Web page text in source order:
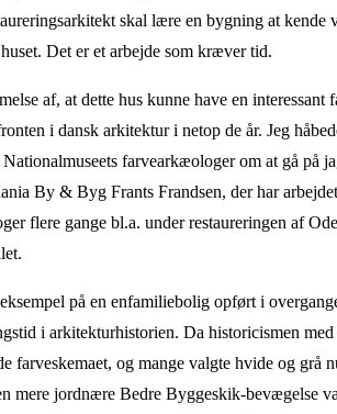
skal lære en bygning at
Det er et arbejde som kræver tid.
af, at dette hus kunne have en
i dansk arkitektur i netop de år. Jeg
farvearkæologer om at gå på
By & Byg Frants Frandsen, der har
flere gange bl.a. under restaureringen af
på en enfamiliebolig opført i
i arkitekturhistorien. Da historicismen
farveskemaet, og mange valgte hvide og grå
mere jordnære Bedre Byggeskik-bevægelse